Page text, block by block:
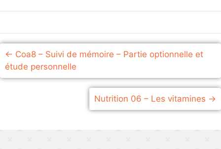
Coa8 – Suivi de mémoire – Partie optionnelle et
étude personnelle
Nutrition 06 – Les vitamines